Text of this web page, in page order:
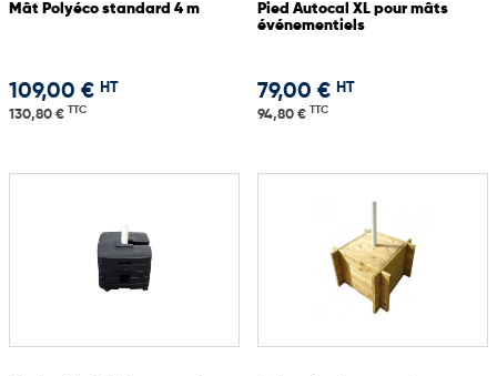
Mât Polyéco standard 4 m
109,00 € HT
130,80 € TTC
Pied Autocal XL pour mâts
événementiels
79,00 € HT
94,80 € TTC